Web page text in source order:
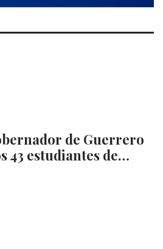
de Guerrero
43 estudiantes de…